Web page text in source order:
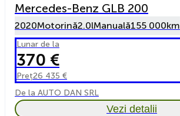
Mercedes-Benz GLB 200
2020Motorină2.0lManuală155 000km
Lunar de la
370 €
Preț26 435 €
De la AUTO DAN SRL
Vezi detalii